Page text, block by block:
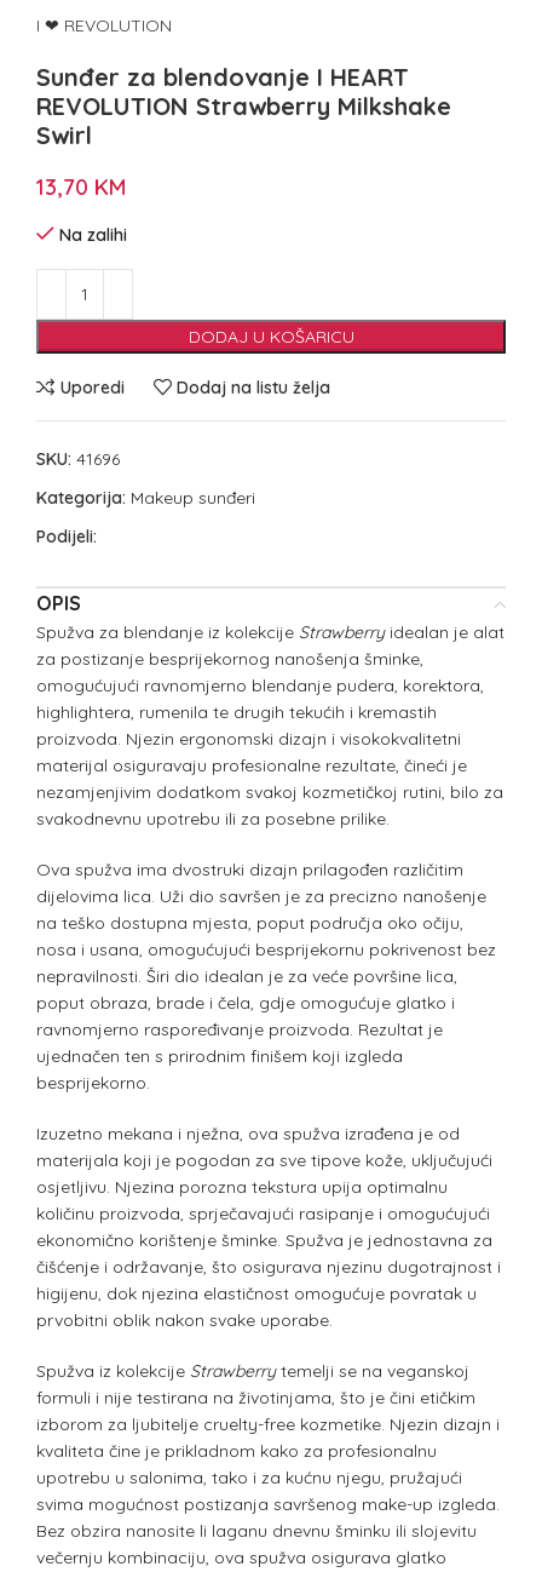
I ❤ REVOLUTION
Sunđer za blendovanje I HEART
REVOLUTION Strawberry Milkshake
Swirl
13,70 KM
Na zalihi
DODAJ U KOŠARICU
Uporedi Dodaj na listu želja
SKU: 41696
Kategorija: Makeup sunđeri
Podijeli:
OPIS
Spužva za blendanje iz kolekcije Strawberryidealan je alat
za postizanje besprijekornog nanošenja šminke,
omogućujući ravnomjerno blendanje pudera, korektora,
highlightera, rumenila te drugih tekućih i kremastih
proizvoda. Njezin ergonomski dizajn i visokokvalitetni
materijal osiguravaju profesionalne rezultate, čineći je
nezamjenjivim dodatkom svakoj kozmetičkoj rutini, bilo za
svakodnevnu upotrebu ili za posebne prilike.
Ova spužva ima dvostruki dizajn prilagođen različitim
dijelovima lica. Uži dio savršen je za precizno nanošenje
na teško dostupna mjesta, poput područja oko očiju,
nosa i usana, omogućujući besprijekornu pokrivenost bez
nepravilnosti. Širi dio idealan je za veće površine lica,
poput obraza, brade i čela, gdje omogućuje glatko i
ravnomjerno raspoređivanje proizvoda. Rezultat je
ujednačen ten s prirodnim finišem koji izgleda
besprijekorno.
Izuzetno mekana i nježna, ova spužva izrađena je od
materijala koji je pogodan za sve tipove kože, uključujući
osjetljivu. Njezina porozna tekstura upija optimalnu
količinu proizvoda, sprječavajući rasipanje i omogućujući
ekonomično korištenje šminke. Spužva je jednostavna za
čišćenje i održavanje, što osigurava njezinu dugotrajnost i
higijenu, dok njezina elastičnost omogućuje povratak u
prvobitni oblik nakon svake uporabe.
Spužva iz kolekcije Strawberrytemelji se na veganskoj
formuli i nije testirana na životinjama, što je čini etičkim
izborom za ljubitelje cruelty-free kozmetike. Njezin dizajn i
kvaliteta čine je prikladnom kako za profesionalnu
upotrebu u salonima, tako i za kućnu njegu, pružajući
svima mogućnost postizanja savršenog make-up izgleda.
Bez obzira nanosite li laganu dnevnu šminku ili slojevitu
večernju kombinaciju, ova spužva osigurava glatko